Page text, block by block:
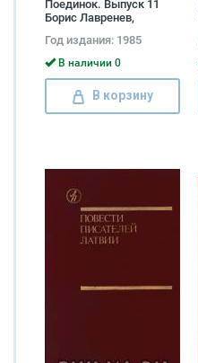
Поединок. Выпуск 11
Борис Лавренев,
Сергей Мстиславский,
Николай Псурцев, Юрий
Тихонов, Теодор
Гладков, Александр
Беляев, Игорь Козлов,
Владимир Востоков,
Год издания: 1985
В наличии 0
В корзину